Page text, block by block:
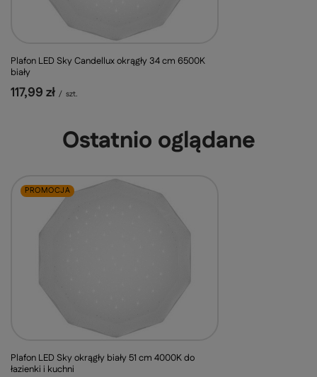
Plafon LED Sky Candellux okrągły 34 cm 6500K
biały
117,99 zł / szt.
Ostatnio oglądane
PROMOCJA
Plafon LED Sky okrągły biały 51 cm 4000K do
łazienki i kuchni